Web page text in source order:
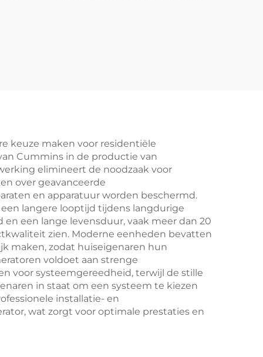
keuze maken voor residentiële
Cummins in de productie van
elimineert de noodzaak voor
over geavanceerde
en apparatuur worden beschermd.
langere looptijd tijdens langdurige
een lange levensduur, vaak meer dan 20
zien. Moderne eenheden bevatten
maken, zodat huiseigenaren hun
voldoet aan strenge
voor systeemgereedheid, terwijl de stille
in staat om een systeem te kiezen
installatie- en
wat zorgt voor optimale prestaties en